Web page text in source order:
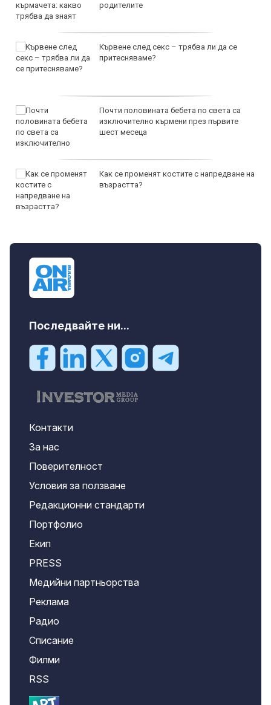
родителите
Кървене след секс – трябва ли да се
притесняваме?
Почти половината бебета по света са
изключително кърмени през първите
шест месеца
Как се променят костите с напредване на
възрастта?
Последвайте ни...
Контакти
За нас
Поверителност
Условия за ползване
Редакционни стандарти
Портфолио
Екип
PRESS
Медийни партньорства
Реклама
Радио
Списание
Филми
RSS